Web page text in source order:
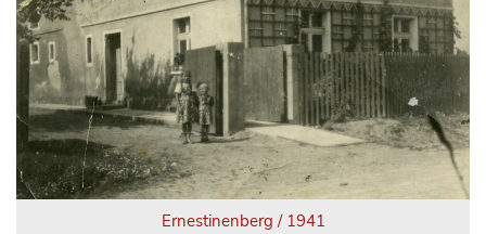
Ernestinenberg / 1941